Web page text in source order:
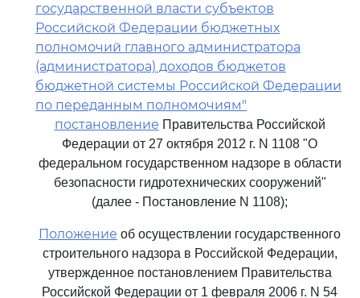
государственной власти субъектов
Российской Федерации бюджетных
полномочий главного администратора
(администратора) доходов бюджетов
бюджетной системы Российской Федерации
по переданным полномочиям"
постановление Правительства Российской
Федерации от 27 октября 2012 г. N 1108 "О
федеральном государственном надзоре в области
безопасности гидротехнических сооружений"
(далее - Постановление N 1108);
Положение об осуществлении государственного
строительного надзора в Российской Федерации,
утвержденное постановлением Правительства
Российской Федерации от 1 февраля 2006 г. N 54